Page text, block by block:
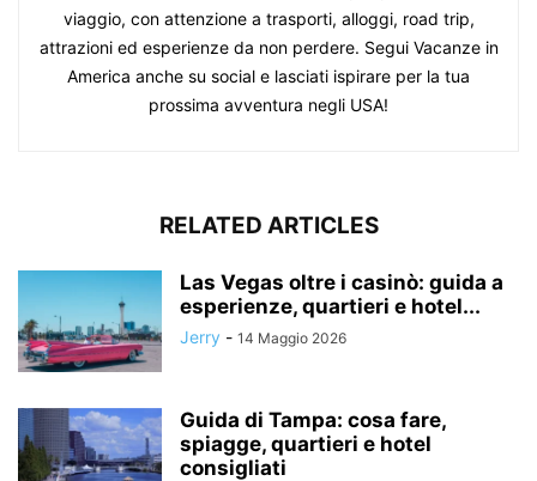
viaggio, con attenzione a trasporti, alloggi, road trip,
attrazioni ed esperienze da non perdere. Segui Vacanze in
America anche su social e lasciati ispirare per la tua
prossima avventura negli USA!
RELATED ARTICLES
Las Vegas oltre i casinò: guida a
esperienze, quartieri e hotel...
Jerry - 14 Maggio 2026
Guida di Tampa: cosa fare,
spiagge, quartieri e hotel
consigliati